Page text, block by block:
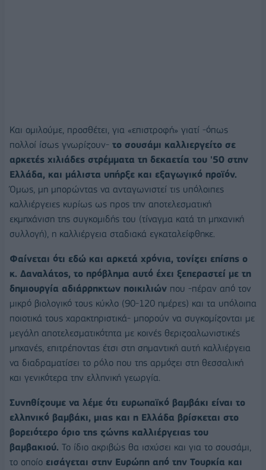
Και ομιλούμε, προσθέτει, για «επιστροφή» γιατί -όπως
πολλοί ίσως γνωρίζουν- το σουσάμι καλλιεργείτο σε
αρκετές χιλιάδες στρέμματα τη δεκαετία του '50 στην
Ελλάδα, και μάλιστα υπήρξε και εξαγωγικό προϊόν.
Όμως, μη μπορώντας να ανταγωνιστεί τις υπόλοιπες
καλλιέργειες κυρίως ως προς την αποτελεσματική
εκμηχάνιση της συγκομιδής του (τίναγμα κατά τη μηχανική
συλλογή), η καλλιέργεια σταδιακά εγκαταλείφθηκε.
Φαίνεται ότι εδώ και αρκετά χρόνια, τονίζει επίσης ο
κ. Δαναλάτος, το πρόβλημα αυτό έχει ξεπεραστεί με τη
δημιουργία αδιάρρηκτων ποικιλιών που -πέραν από τον
μικρό βιολογικό τους κύκλο (90-120 ημέρες) και τα υπόλοιπα
ποιοτικά τους χαρακτηριστικά- μπορούν να συγκομίζονται με
μεγάλη αποτελεσματικότητα με κοινές θεριζοαλωνιστικές
μηχανές, επιτρέποντας έτσι στη σημαντική αυτή καλλιέργεια
να διαδραματίσει το ρόλο που της αρμόζει στη θεσσαλική
και γενικότερα την ελληνική γεωργία.
Συνηθίζουμε να λέμε ότι ευρωπαϊκό βαμβάκι είναι το
ελληνικό βαμβάκι, μιας και η Ελλάδα βρίσκεται στο
βορειότερο όριο της ζώνης καλλιέργειας του
βαμβακιού. Το ίδιο ακριβώς θα ισχύσει και για το σουσάμι,
το οποίο εισάγεται στην Ευρώπη από την Τουρκία και